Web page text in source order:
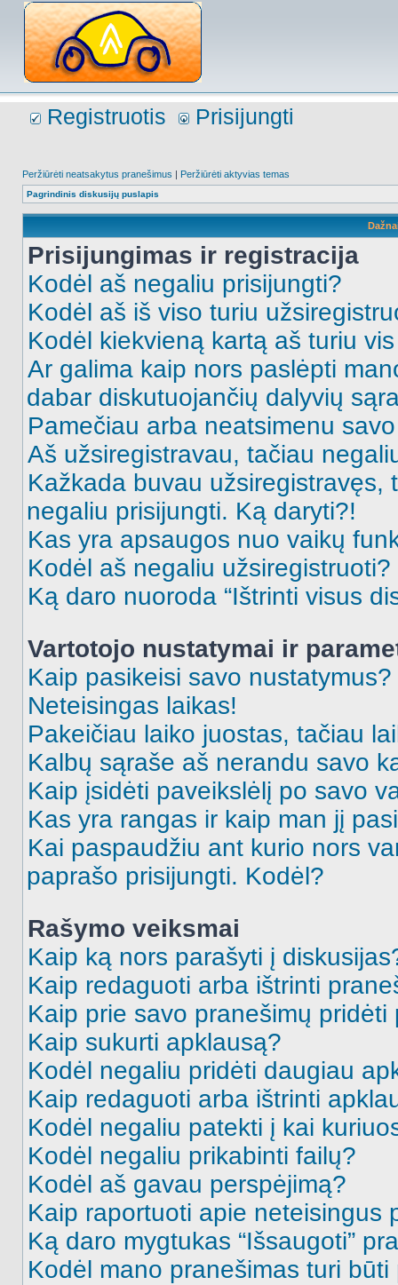
Registruotis Prisijungti
Peržiūrėti neatsakytus pranešimus | Peržiūrėti aktyvias temas
Pagrindinis diskusijų puslapis
Prisijungimas ir registracija
Kodėl aš negaliu prisijungti?
Kodėl aš iš viso turiu
Kodėl kiekvieną kartą aš turiu
Ar galima kaip nors paslėpti
dabar diskutuojančių dalyvių
Pamečiau arba neatsimenu
Aš užsiregistravau, tačiau
Kažkada buvau užsiregistravęs,
negaliu prisijungti. Ką daryti?!
Kas yra apsaugos nuo vaikų
Kodėl aš negaliu užsiregistruoti?
Ką daro nuoroda “Ištrinti visus
Vartotojo nustatymai ir
Kaip pasikeisi savo nustatymus?
Neteisingas laikas!
Pakeičiau laiko juostas, tačiau
Kalbų sąraše aš nerandu savo
Kaip įsidėti paveikslėlį po savo
Kas yra rangas ir kaip man jį
Kai paspaudžiu ant kurio nors
paprašo prisijungti. Kodėl?
Rašymo veiksmai
Kaip ką nors parašyti į
Kaip redaguoti arba ištrinti
Kaip prie savo pranešimų pridėti
Kaip sukurti apklausą?
Kodėl negaliu pridėti daugiau
Kaip redaguoti arba ištrinti
Kodėl negaliu patekti į kai
Kodėl negaliu prikabinti failų?
Kodėl aš gavau perspėjimą?
Kaip raportuoti apie neteisingus
Ką daro mygtukas “Išsaugoti”
Kodėl mano pranešimas turi būti